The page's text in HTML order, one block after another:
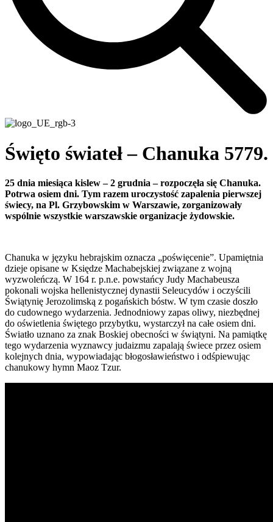
Święto świateł – Chanuka 5779.
25 dnia miesiąca kislew – 2 grudnia – rozpoczęła się Chanuka.
Potrwa osiem dni. Tym razem uroczystość zapalenia pierwszej
świecy, na Pl. Grzybowskim w Warszawie, zorganizowały
wspólnie wszystkie warszawskie organizacje żydowskie.
Chanuka w języku hebrajskim oznacza „poświęcenie”. Upamiętnia
dzieje opisane w Księdze Machabejskiej związane z wojną
wyzwoleńczą. W 164 r. p.n.e. powstańcy Judy Machabeusza
pokonali wojska hellenistycznej dynastii Seleucydów i oczyścili
Świątynię Jerozolimską z pogańskich bóstw. W tym czasie doszło
do cudownego wydarzenia. Jednodniowy zapas oliwy, niezbędnej
do oświetlenia świętego przybytku, wystarczył na całe osiem dni.
Światło uznano za znak Boskiej obecności w świątyni. Na pamiątkę
tego wydarzenia wyznawcy judaizmu zapalają świece przez osiem
kolejnych dnia, wypowiadając błogosławieństwo i odśpiewując
chanukowy hymn Maoz Tzur.